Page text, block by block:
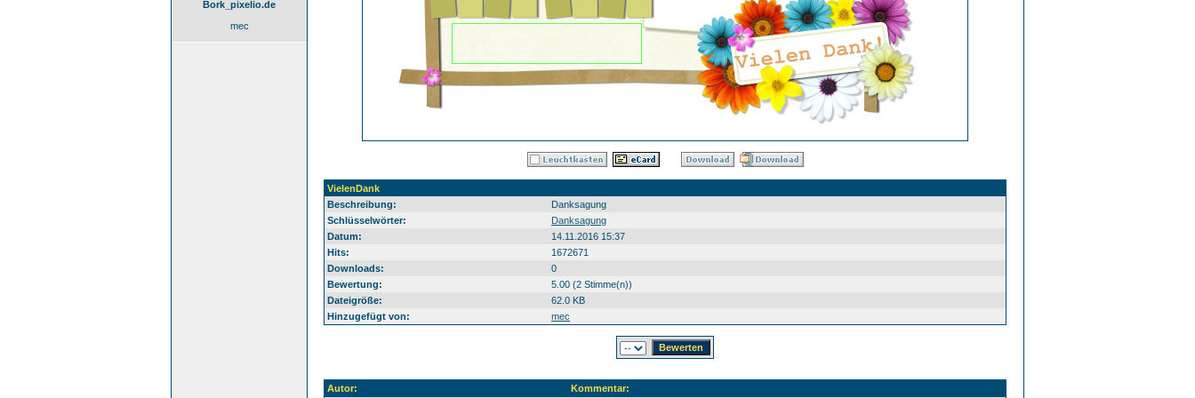
Bork_pixelio.de
mec
VielenDank
Beschreibung:
Danksagung
Schlüsselwörter:
Danksagung
Datum:
14.11.2016 15:37
Hits:
1672671
Downloads:
0
Bewertung:
5.00 (2 Stimme(n))
Dateigröße:
62.0 KB
Hinzugefügt von:
mec
Autor: Kommentar: